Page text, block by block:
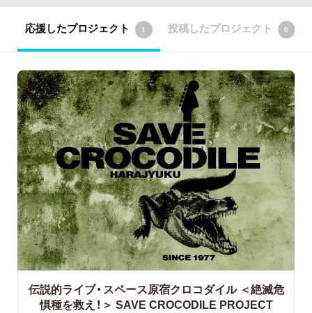
応援したプロジェクト 1 投稿したプロジェクト 0
伝説的ライブ・スペース原宿クロコダイル ＜絶滅危
惧種を救え！＞ SAVE CROCODILE PROJECT